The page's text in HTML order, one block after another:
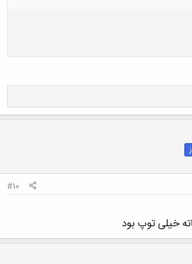
کنید تا باز شود...
#10
خیلی توپ بود